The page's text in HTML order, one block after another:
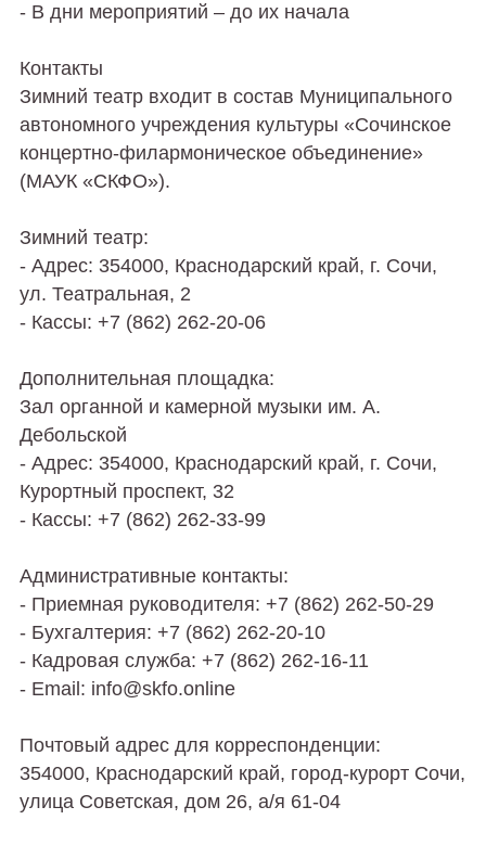
- В дни мероприятий – до их начала
Контакты
Зимний театр входит в состав Муниципального
автономного учреждения культуры «Сочинское
концертно-филармоническое объединение»
(МАУК «СКФО»).
Зимний театр:
- Адрес: 354000, Краснодарский край, г. Сочи,
ул. Театральная, 2
- Кассы: +7 (862) 262-20-06
Дополнительная площадка:
Зал органной и камерной музыки им. А.
Дебольской
- Адрес: 354000, Краснодарский край, г. Сочи,
Курортный проспект, 32
- Кассы: +7 (862) 262-33-99
Административные контакты:
- Приемная руководителя: +7 (862) 262-50-29
- Бухгалтерия: +7 (862) 262-20-10
- Кадровая служба: +7 (862) 262-16-11
- Email: info@skfo.online
Почтовый адрес для корреспонденции:
354000, Краснодарский край, город-курорт Сочи,
улица Советская, дом 26, а/я 61-04